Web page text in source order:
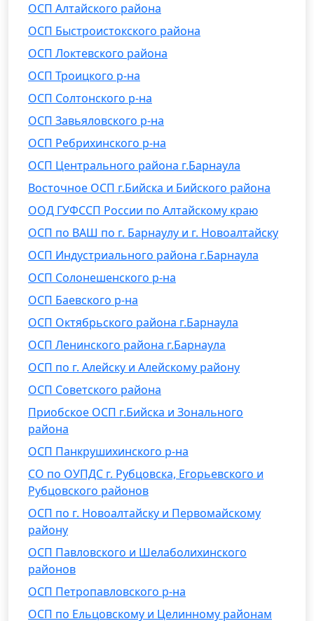
ОСП Алтайского района
ОСП Быстроистокского района
ОСП Локтевского района
ОСП Троицкого р-на
ОСП Солтонского р-на
ОСП Завьяловского р-на
ОСП Ребрихинского р-на
ОСП Центрального района г.Барнаула
Восточное ОСП г.Бийска и Бийского района
ООД ГУФССП России по Алтайскому краю
ОСП по ВАШ по г. Барнаулу и г. Новоалтайску
ОСП Индустриального района г.Барнаула
ОСП Солонешенского р-на
ОСП Баевского р-на
ОСП Октябрьского района г.Барнаула
ОСП Ленинского района г.Барнаула
ОСП по г. Алейску и Алейскому району
ОСП Советского района
Приобское ОСП г.Бийска и Зонального
района
ОСП Панкрушихинского р-на
СО по ОУПДС г. Рубцовска, Егорьевского и
Рубцовского районов
ОСП по г. Новоалтайску и Первомайскому
району
ОСП Павловского и Шелаболихинского
районов
ОСП Петропавловского р-на
ОСП по Ельцовскому и Целинному районам